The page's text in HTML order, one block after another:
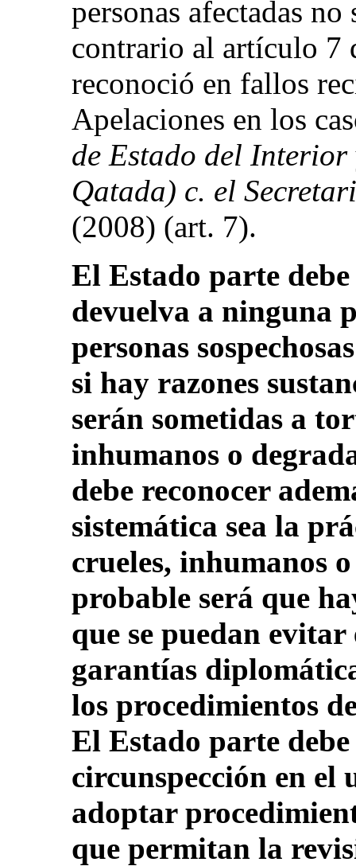
personas afectadas
contrario al artículo 7
reconoció en fallos
Apelaciones en los
de Estado del Interior
Qatada) c. el
(2008) (art. 7).
El Estado parte
devuelva a ninguna
personas
si hay razones
serán sometidas a
inhumanos o
debe reconocer
sistemática sea la
crueles, inhumanos
probable será que
que se puedan
garantías
los procedimientos
El Estado parte
circunspección en el
adoptar
que permitan la